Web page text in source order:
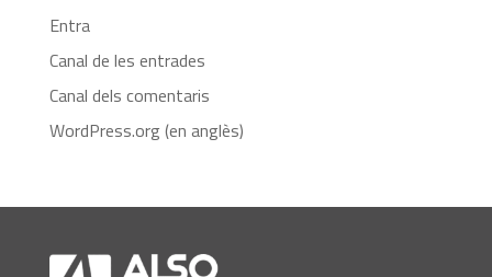
Entra
Canal de les entrades
Canal dels comentaris
WordPress.org (en anglès)